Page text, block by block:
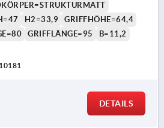
H2=33,9
GRIFFHÖHE=64,4
GRIFFLÄNGE=95
B=11,2
DETAILS